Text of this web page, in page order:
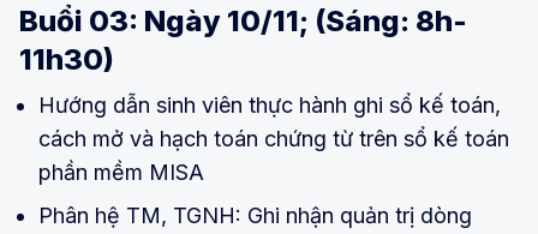
Buổi 03: Ngày 10/11; (Sáng: 8h-
11h30)
Hướng dẫn sinh viên thực hành ghi sổ kế toán,
cách mở và hạch toán chứng từ trên sổ kế toán
phần mềm MISA
Phân hệ TM, TGNH: Ghi nhận quản trị dòng